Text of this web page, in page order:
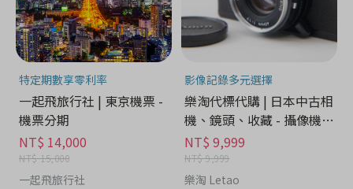
特定期數享零利率
一起飛旅行社 | 東京機票 -
機票分期
NT$ 14,000
NT$ 15,000
一起飛旅行社
影像記錄多元選擇
樂淘代標代購 | 日本中古相
機、鏡頭、收藏 - 攝像機分
期
NT$ 9,999
NT$ 9,999
樂淘 Letao